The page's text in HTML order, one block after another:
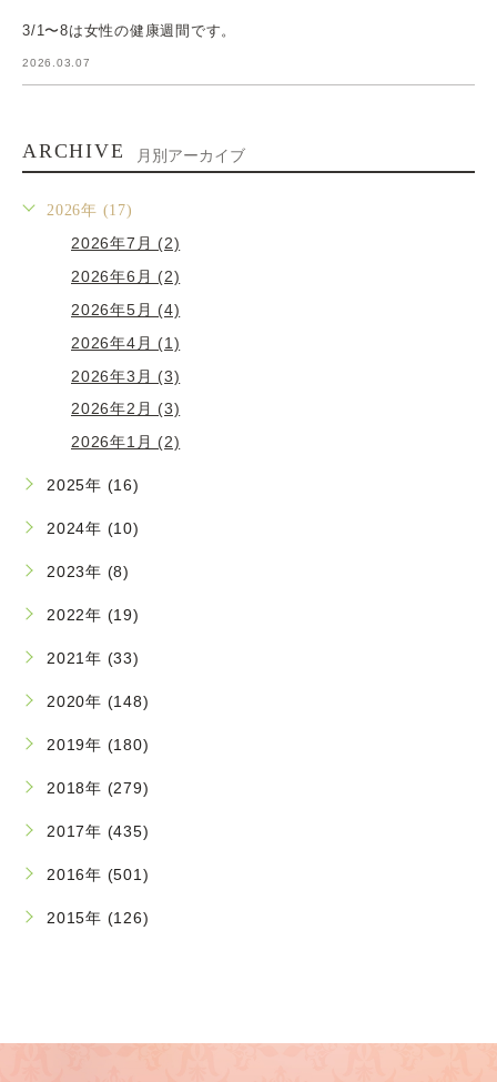
3/1〜8は女性の健康週間です。
2026.03.07
ARCHIVE 月別アーカイブ
2026年 (17)
2026年7月 (2)
2026年6月 (2)
2026年5月 (4)
2026年4月 (1)
2026年3月 (3)
2026年2月 (3)
2026年1月 (2)
2025年 (16)
2024年 (10)
2023年 (8)
2022年 (19)
2021年 (33)
2020年 (148)
2019年 (180)
2018年 (279)
2017年 (435)
2016年 (501)
2015年 (126)